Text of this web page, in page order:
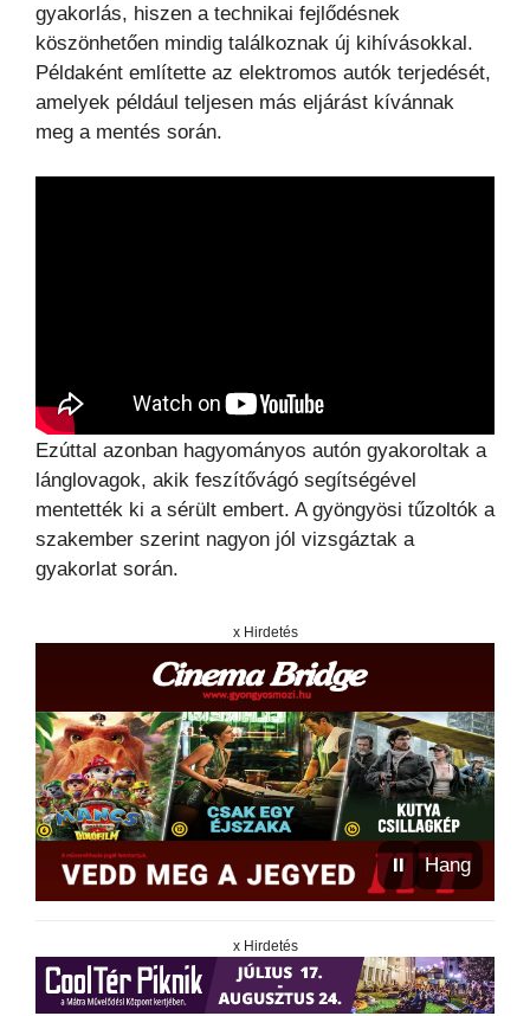
gyakorlás, hiszen a technikai fejlődésnek
köszönhetően mindig találkoznak új kihívásokkal.
Példaként említette az elektromos autók terjedését,
amelyek például teljesen más eljárást kívánnak
meg a mentés során.
Ezúttal azonban hagyományos autón gyakoroltak a
lánglovagok, akik feszítővágó segítségével
mentették ki a sérült embert. A gyöngyösi tűzoltók a
szakember szerint nagyon jól vizsgáztak a
gyakorlat során.
x Hirdetés
⏸ Hang
x Hirdetés